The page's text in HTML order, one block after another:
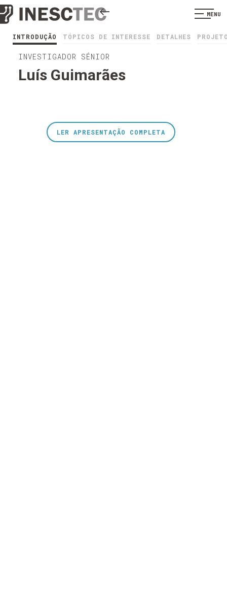
MENU
INTRODUÇÃO TÓPICOS DE INTERESSE DETALHES
INVESTIGADOR SÉNIOR
Luís Guimarães
LER APRESENTAÇÃO COMPLETA